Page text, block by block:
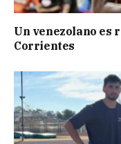
Un venezolano es
Corrientes